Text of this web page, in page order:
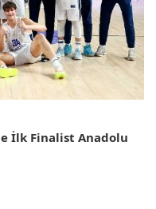
İlk Finalist Anadolu